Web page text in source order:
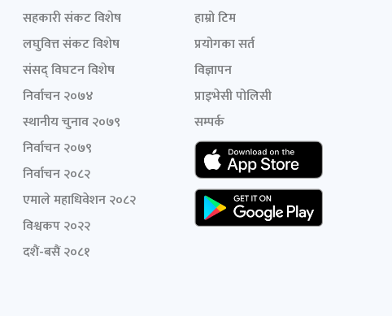
सहकारी संकट विशेष
लघुवित्त संकट विशेष
संसद् विघटन विशेष
निर्वाचन २०७४
स्थानीय चुनाव २०७९
निर्वाचन २०७९
निर्वाचन २०८२
एमाले महाधिवेशन २०८२
विश्वकप २०२२
दशैं-बसैं २०८१
हाम्रो टिम
प्रयोगका सर्त
विज्ञापन
प्राइभेसी पोलिसी
सम्पर्क